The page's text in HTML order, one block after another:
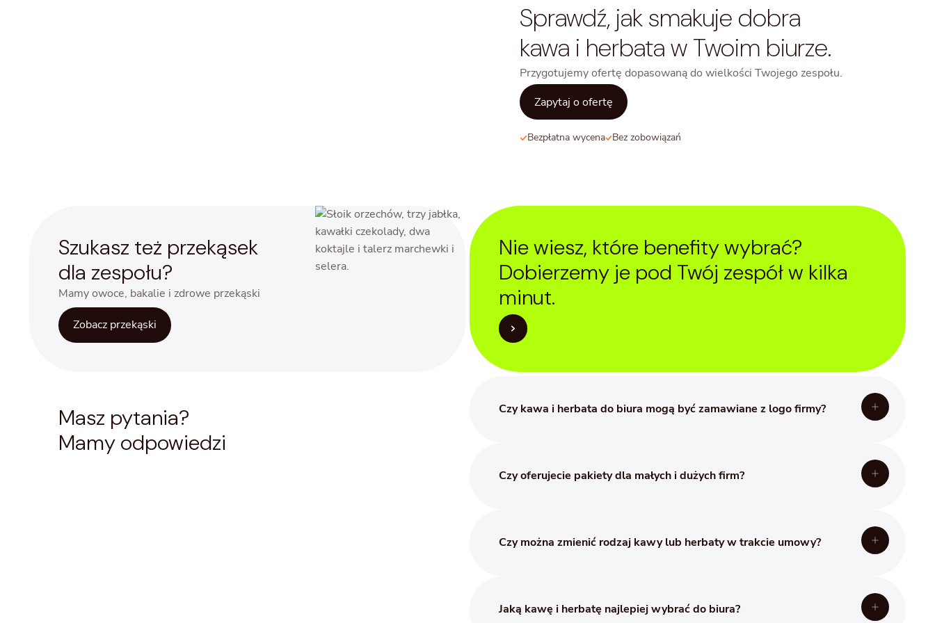
Sprawdź, jak smakuje dobra
kawa i herbata w Twoim biurze.
Przygotujemy ofertę dopasowaną do wielkości Twojego zespołu.
Zapytaj o ofertę
Bezpłatna wycena Bez zobowiązań
Szukasz też przekąsek
dla zespołu?
Mamy owoce, bakalie i zdrowe przekąski
Zobacz przekąski
Nie wiesz, które benefity wybrać?
Dobierzemy je pod Twój zespół w kilka
minut.
Masz pytania?
Mamy odpowiedzi
Czy kawa i herbata do biura mogą być zamawiane z logo firmy?
spersonalizowanym opakowaniu, możemy sprostać tym oczekiwaniom.
Koszt personalizacji opakowania będzie uzależniony od wielkości
Czy oferujecie pakiety dla małych i dużych firm?
ciśnieniowych do konkretnych potrzeb. Możemy pochwalić się wieloletnim
doświadczeniem w obsłudze zarówno małych, jak i dużych firm.
Czy można zmienić rodzaj kawy lub herbaty w trakcie umowy?
preferencji pracowników, z uwzględnieniem ich liczebności, która może się
zmieniać. Przewidujemy możliwość zmiany wielkości dostaw oraz zamiany
Jaką kawę i herbatę najlepiej wybrać do biura?